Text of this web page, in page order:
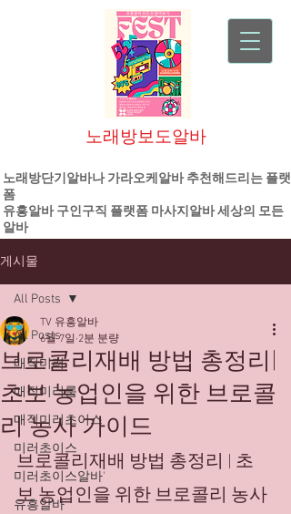
노래방보도알바
노래방단기알바나 가라오케알바 추천해드리는 플랫
폼
유흥알바구인구직 플랫폼 마사지알바세상의 모든
알바
게시물
All Posts
매직미러
매직미러룸
매직미러초이스
미러초이스
미러초이스알바'
유흥알바
All Posts
브로콜리재배 방법 총정리|
초보 농업인을 위한 브로콜
리 농사 가이드
TV 유흥알바
6월 7일 2분 분량
브로콜리재배 방법 총정리 | 초
보 농업인을 위한 브로콜리 농사